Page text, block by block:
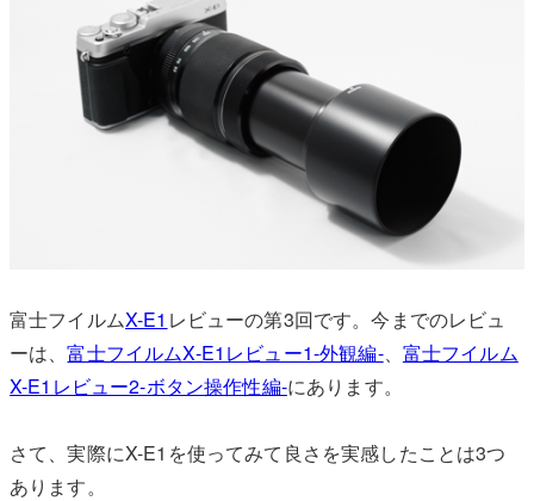
富士フイルムX-E1 レビューの第3回です。今までのレビュ
ーは、富士フイルムX-E1レビュー1-外観編-、 富士フイルム
X-E1レビュー2-ボタン操作性編-にあります。
さて、実際にX-E1を使ってみて良さを実感したことは3つ
あります。